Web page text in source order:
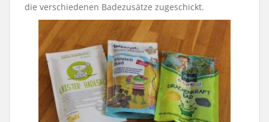
die verschiedenen Badezusätze zugeschickt.